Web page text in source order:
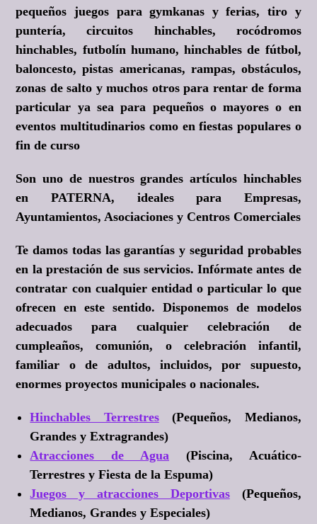
pequeños juegos para gymkanas y ferias, tiro y
puntería, circuitos hinchables, rocódromos
hinchables, futbolín humano, hinchables de fútbol,
baloncesto, pistas americanas, rampas, obstáculos,
zonas de salto y muchos otros para rentar de forma
particular ya sea para pequeños o mayores o en
eventos multitudinarios como en fiestas populares o
fin de curso
Son uno de nuestros grandes artículos hinchables
en PATERNA, ideales para Empresas,
Ayuntamientos, Asociaciones y Centros Comerciales
Te damos todas las garantías y seguridad probables
en la prestación de sus servicios. Infórmate antes de
contratar con cualquier entidad o particular lo que
ofrecen en este sentido. Disponemos de modelos
adecuados para cualquier celebración de
cumpleaños, comunión, o celebración infantil,
familiar o de adultos, incluidos, por supuesto,
enormes proyectos municipales o nacionales.
Hinchables Terrestres(Pequeños, Medianos,
Grandes y Extragrandes)
Atracciones de Agua (Piscina, Acuático-
Terrestres y Fiesta de la Espuma)
Juegos y atracciones Deportivas(Pequeños,
Medianos, Grandes y Especiales)